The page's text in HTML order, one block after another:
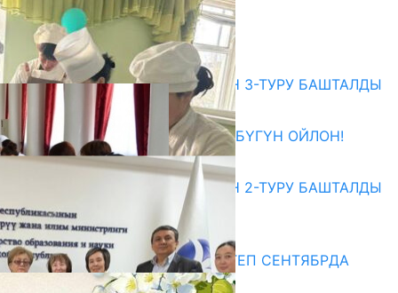
ЖОЛУГУШТУ
07.08.2026
Абитуриент
ЖОЖДОРГО КАБЫЛ АЛУУНУН 3-ТУРУ БАШТАЛДЫ
27.07.2026
ӨЗҮҢДҮН КЕЛЕЧЕГИҢ ҮЧҮН БҮГҮН ОЙЛОН!
20.07.2026
ЖОЖДОРГО КАБЫЛ АЛУУНУН 2-ТУРУ БАШТАЛДЫ
20.07.2026
Медиа
СУЗАКТА 750 ОРУНДУУ МЕКТЕП СЕНТЯБРДА
ПАЙДАЛАНУУГА БЕРИЛЕТ